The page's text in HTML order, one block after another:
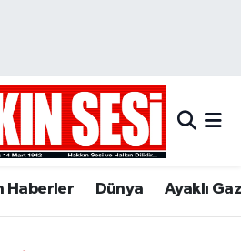
Haberler Dünya Ayaklı